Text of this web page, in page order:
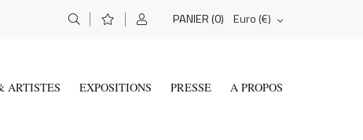
PANIER(0) Euro (€)
ARTISTES EXPOSITIONS PRESSE A PROPOS